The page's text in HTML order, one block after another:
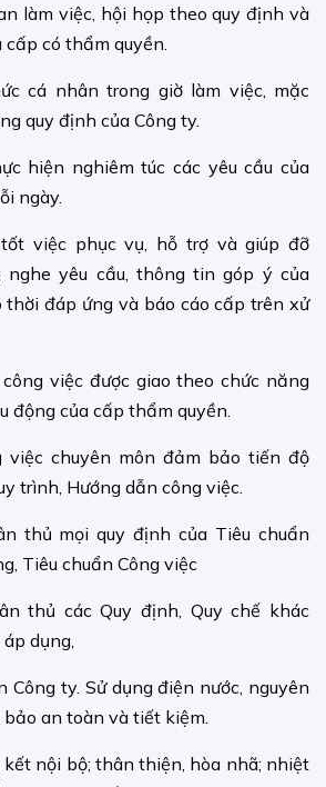
làm việc, hội họp theo quy định và
có thẩm quyền.
cá nhân trong giờ làm việc, mặc
quy định của Công ty.
hiện nghiêm túc các yêu cầu của
ngày.
việc phục vụ, hỗ trợ và giúp đỡ
nghe yêu cầu, thông tin góp ý của
đáp ứng và báo cáo cấp trên xử
việc được giao theo chức năng
động của cấp thẩm quyền.
việc chuyên môn đảm bảo tiến độ
trình, Hướng dẫn công việc.
thủ mọi quy định của Tiêu chuẩn
Tiêu chuẩn Công việc
thủ các Quy định, Quy chế khác
dụng,
Công ty. Sử dụng điện nước, nguyên
an toàn và tiết kiệm.
kết nội bộ; thân thiện, hòa nhã; nhiệt